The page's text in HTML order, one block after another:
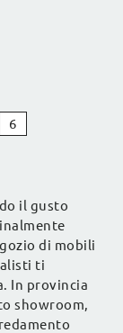
6
il gusto
di mobili
ti
In provincia
showroom,